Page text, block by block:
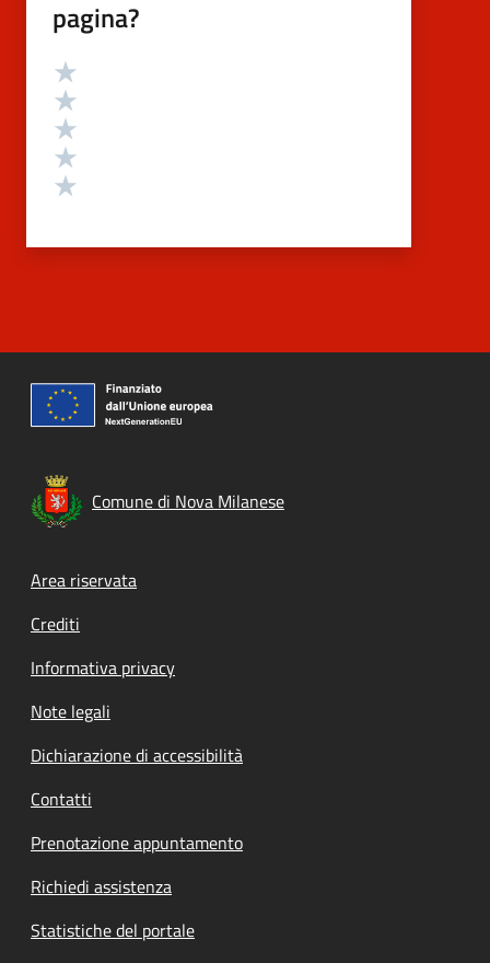
pagina?
Valutazione
Comune di Nova Milanese
Footer menu
Area riservata
Crediti
Informativa privacy
Note legali
Dichiarazione di accessibilità
Contatti
Prenotazione appuntamento
Richiedi assistenza
Statistiche del portale